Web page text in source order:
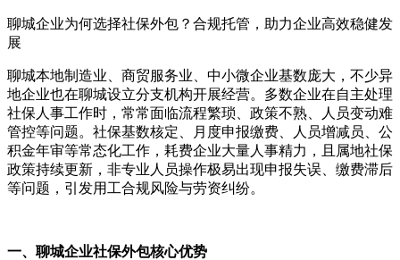
聊城企业为何选择社保外包？合规托管，助力企业高效稳健发
展
聊城本地制造业、商贸服务业、中小微企业基数庞大，不少异
地企业也在聊城设立分支机构开展经营。多数企业在自主处理
社保人事工作时，常常面临流程繁琐、政策不熟、人员变动难
管控等问题。社保基数核定、月度申报缴费、人员增减员、公
积金年审等常态化工作，耗费企业大量人事精力，且属地社保
政策持续更新，非专业人员操作极易出现申报失误、缴费滞后
等问题，引发用工合规风险与劳资纠纷。
一、聊城企业社保外包核心优势